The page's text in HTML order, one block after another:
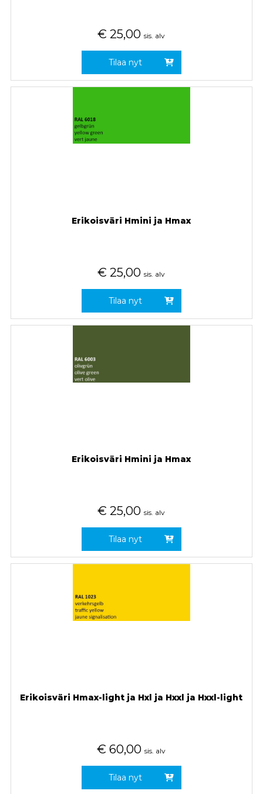
€ 25,00 sis. alv
Tilaa nyt
Erikoisväri Hmini ja Hmax
€ 25,00 sis. alv
Tilaa nyt
Erikoisväri Hmini ja Hmax
€ 25,00 sis. alv
Tilaa nyt
Erikoisväri Hmax-light ja Hxl ja Hxxl ja Hxxl-light
€ 60,00 sis. alv
Tilaa nyt